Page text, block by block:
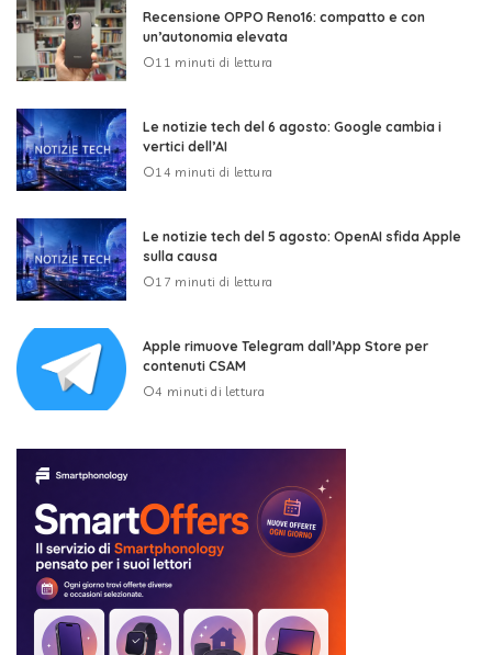
Recensione OPPO Reno16: compatto e con
un’autonomia elevata
11 minuti di lettura
Le notizie tech del 6 agosto: Google cambia i
vertici dell’AI
14 minuti di lettura
Le notizie tech del 5 agosto: OpenAI sfida Apple
sulla causa
17 minuti di lettura
Apple rimuove Telegram dall’App Store per
contenuti CSAM
4 minuti di lettura